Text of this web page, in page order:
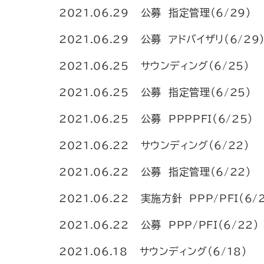
2021.06.29 公募 指定管理（6/29）
2021.06.29 公募 アドバイザリ（6/29）
2021.06.25 サウンディング（6/25）
2021.06.25 公募 指定管理（6/25）
2021.06.25 公募 PPPPFI（6/25）
2021.06.22 サウンディング（6/22）
2021.06.22 公募 指定管理（6/22）
2021.06.22 実施方針 PPP/PFI（6/
2021.06.22 公募 PPP/PFI（6/22）
2021.06.18 サウンディング（6/18）